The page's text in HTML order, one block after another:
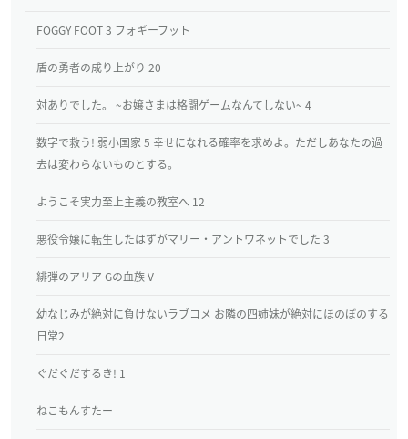
FOGGY FOOT 3 フォギーフット
盾の勇者の成り上がり 20
対ありでした。 ~お嬢さまは格闘ゲームなんてしない~ 4
数字で救う! 弱小国家 5 幸せになれる確率を求めよ。ただしあなたの過
去は変わらないものとする。
ようこそ実力至上主義の教室へ 12
悪役令嬢に転生したはずがマリー・アントワネットでした 3
緋弾のアリア Gの血族 V
幼なじみが絶対に負けないラブコメ お隣の四姉妹が絶対にほのぼのする
日常2
ぐだぐだするき! 1
ねこもんすたー